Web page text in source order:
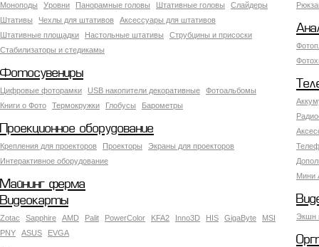
Моноподы Уровни Панорамные головы Штативные головы
Слайдеры
Штативы
Чехлы для штативов
Аксессуары для штативов
Штативные площадки
Настольные штативы
Струбцины и присоски
Стабилизаторы и стедикамы
Фотосувениры
Цифровые фоторамки USB накопители декоративные
Фотоальбомы
Книги о Фото
Термокружки Глобусы Барометры
Мини
Проекционное оборудование
Крепления для проекторов Проекторы
Экраны для проекторов
Интерактивное оборудование
Майнинг ферма
Экшн
Видеокарты
Zotac Sapphire AMD Palit PowerColor KFA2 Inno3D HIS GigaByte
MSI
PNY
ASUS EVGA